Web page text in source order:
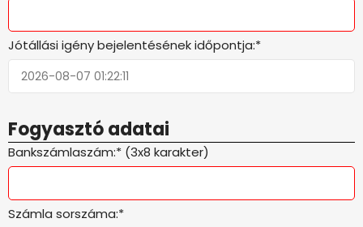
Jótállási igény bejelentésének időpontja:*
Fogyasztó adatai
Bankszámlaszám:* (3x8 karakter)
Számla sorszáma:*